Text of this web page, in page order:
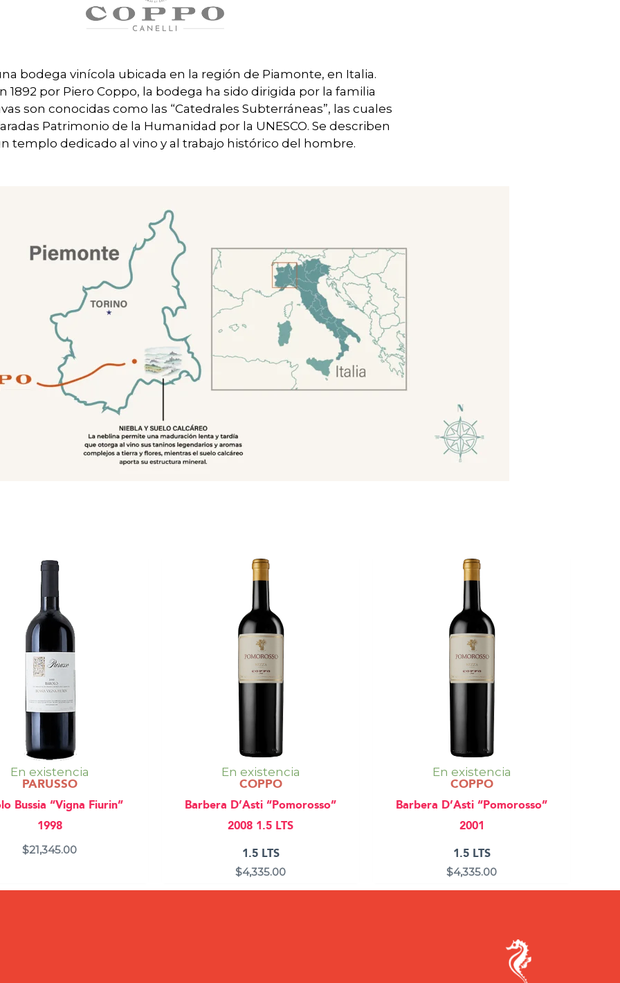
bodega vinícola ubicada en la región de Piamonte, en Italia.
1892 por Piero Coppo, la bodega ha sido dirigida por la familia
son conocidas como las “Catedrales Subterráneas”, las cuales
Patrimonio de la Humanidad por la UNESCO. Se describen
templo dedicado al vino y al trabajo histórico del hombre.
En existencia
PARUSSO
Bussia “Vigna Fiurin”
1998
$21,345.00
En existencia
COPPO
Barbera D’Asti “Pomorosso”
2008 1.5 LTS
1.5 LTS
$4,335.00
En existencia
COPPO
Barbera D’Asti “Pomorosso”
2001
1.5 LTS
$4,335.00